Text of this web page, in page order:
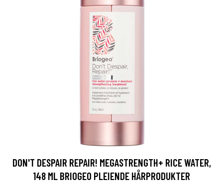
DON'T DESPAIR REPAIR! MEGASTRENGTH+ RICE WATER,
148 ML BRIOGEO PLEIENDE HÅRPRODUKTER